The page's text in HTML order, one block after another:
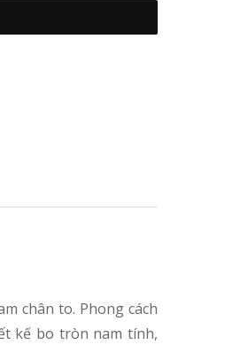
chân to. Phong cách
kế bo tròn nam tính,